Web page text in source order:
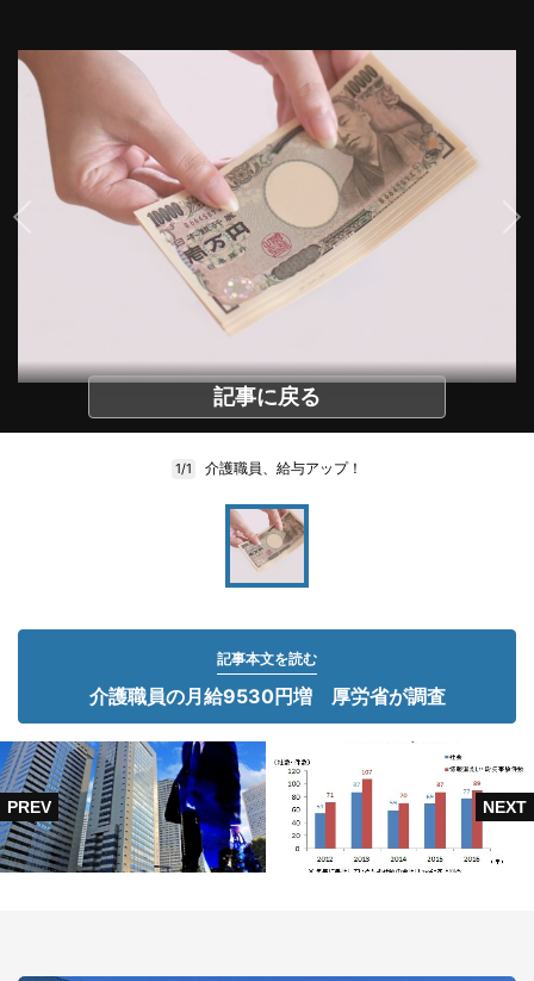
記事に戻る
1/1 介護職員、給与アップ！
記事本文を読む
介護職員の月給9530円増 厚労省が調査